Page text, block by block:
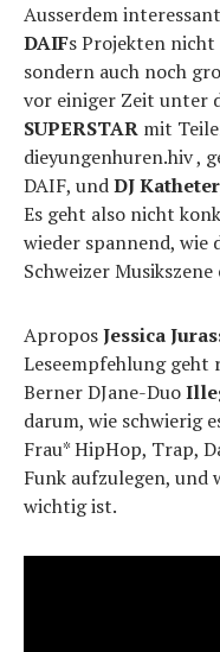
Ausserdem
DAIFs Projekten
sondern auch noch
vor einiger Zeit unter
SUPERSTAR mit
dieyungenhuren.hiv ,
DAIF, undDJ Katheter
Es geht also nicht
wieder spannend, wie
Schweizer
AproposJessica
Leseempfehlung geht
Berner DJane-Duo
darum, wie schwierig
Frau* HipHop, Trap,
Funk aufzulegen, und
wichtig ist.